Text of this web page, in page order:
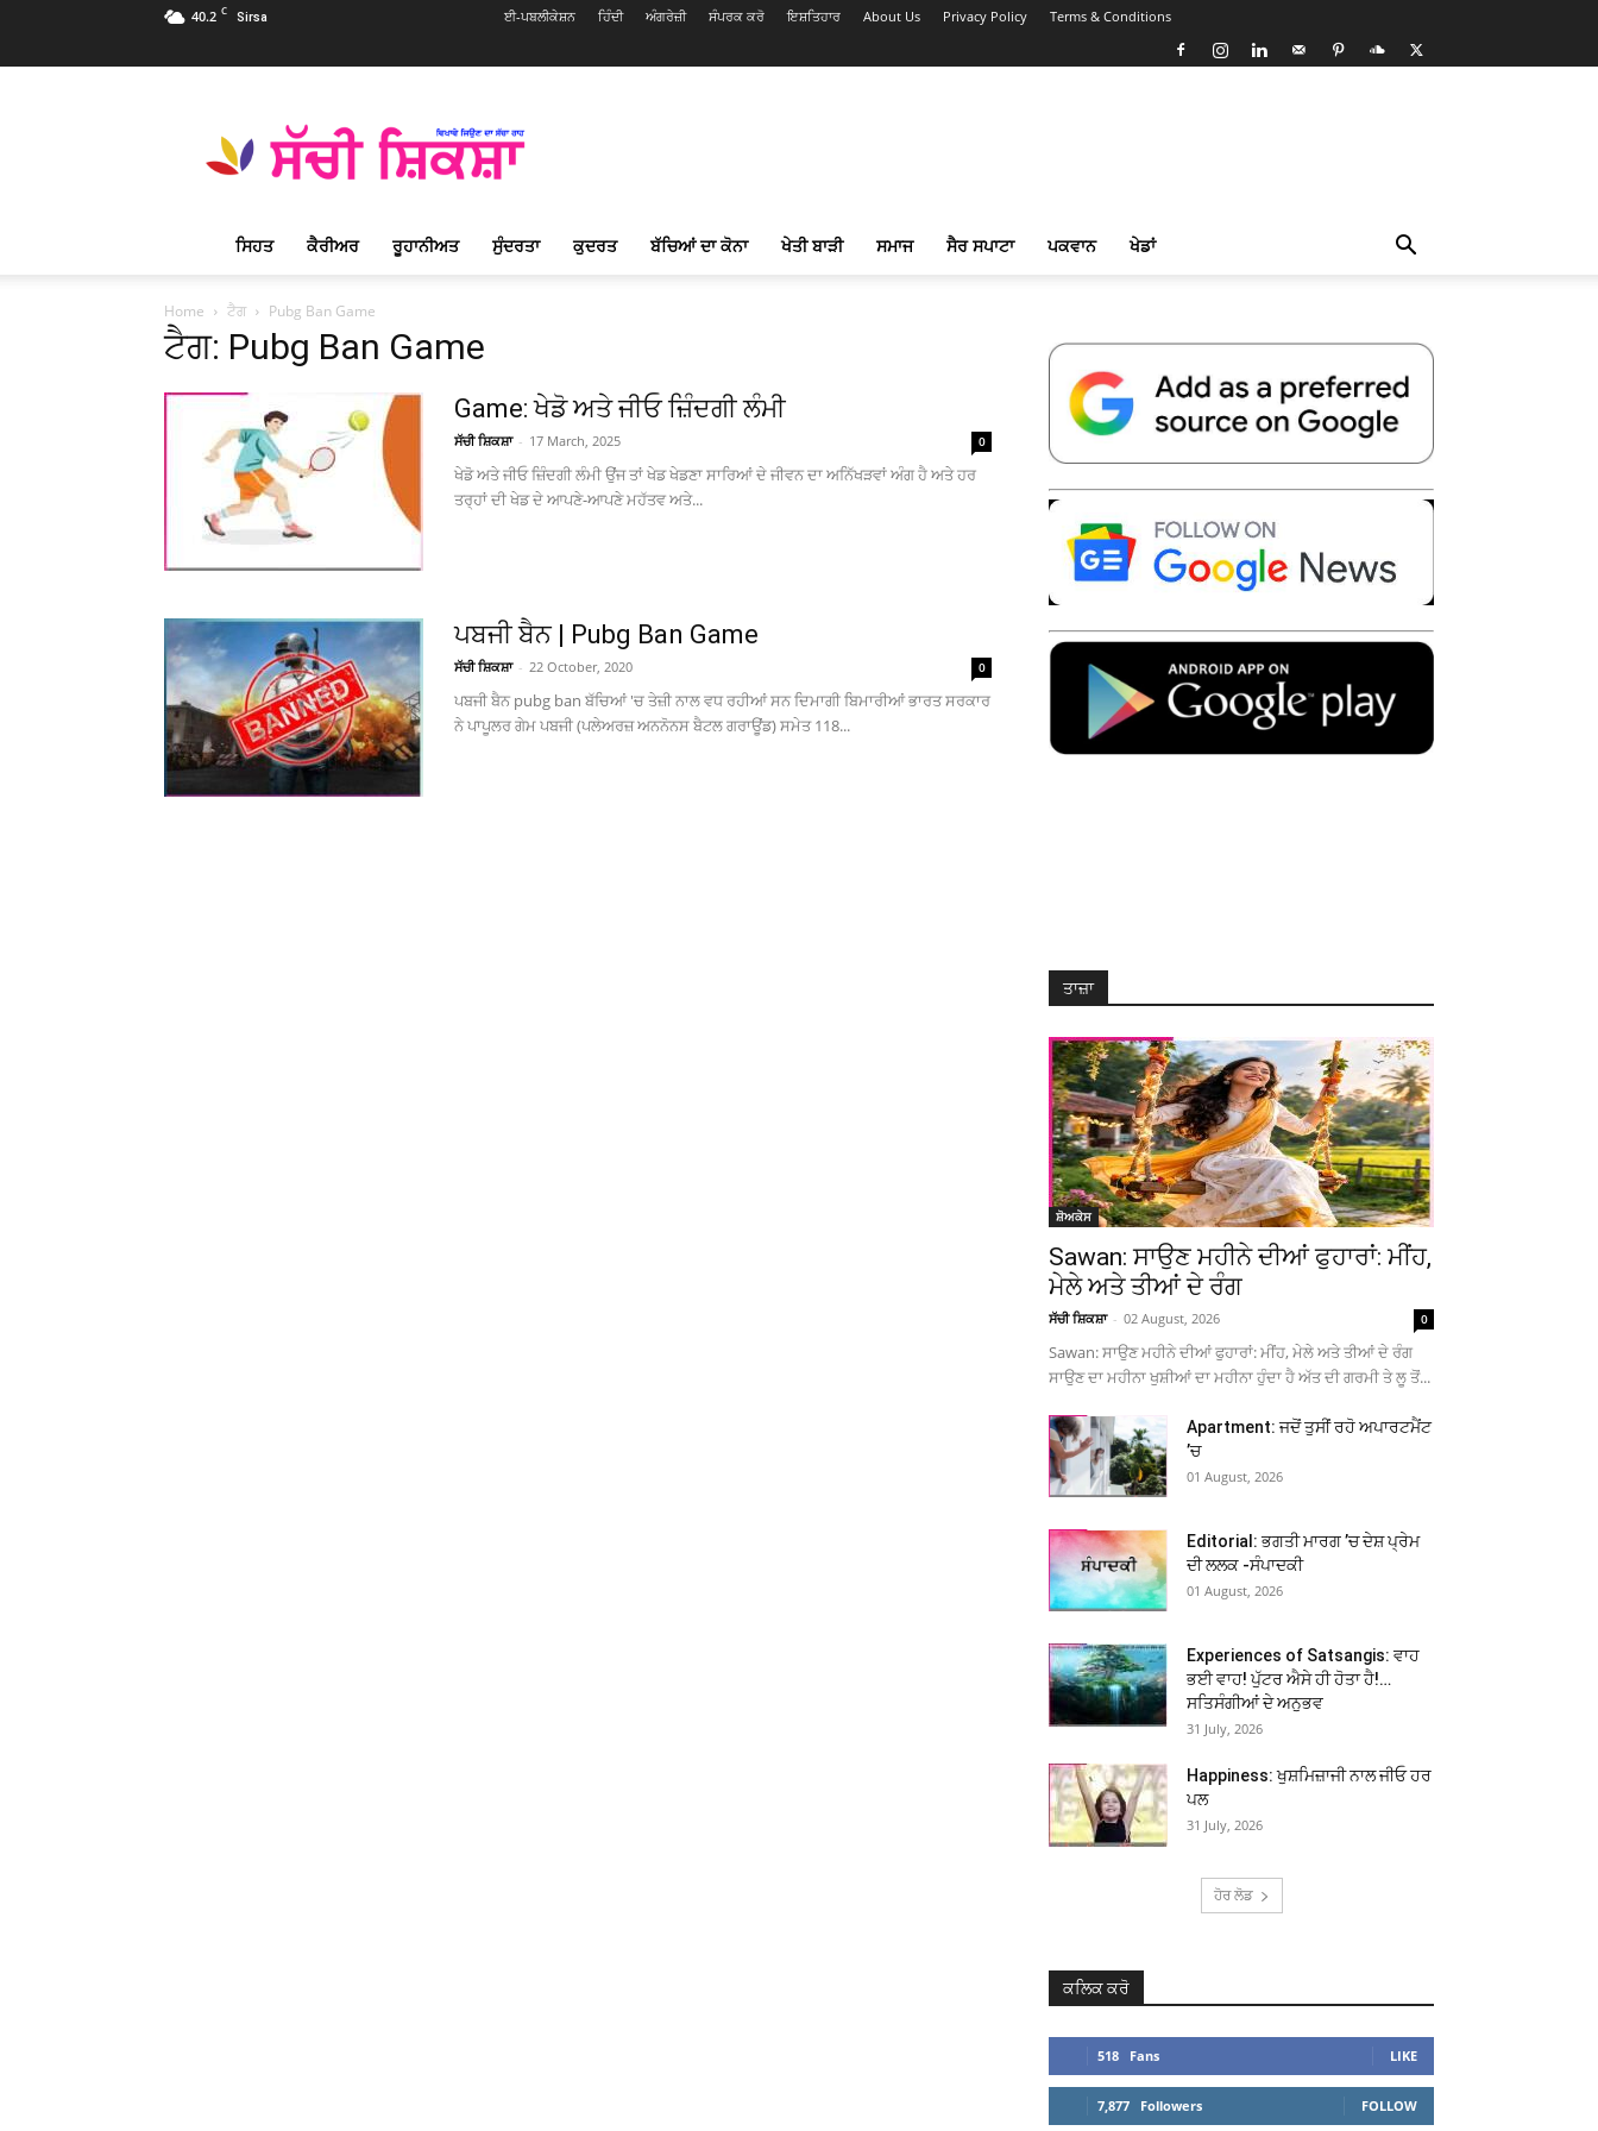
40.2 C Sirsa ਈ-ਪਬਲੀਕੇਸ਼ਨ ਹਿੰਦੀ ਅੰਗਰੇਜ਼ੀ ਸੰਪਰਕ ਕਰੋ ਇਸ਼ਤਿਹਾਰ About Us Privacy Policy Terms & Conditions
Shiksha
Punjabi
ਸ਼ਿਕਸ਼ਾ
ਪ੍ਰਸਿੱਧ
ਮੈਗਜ਼ੀਨ
ਸਿਹਤ ਕੈਰੀਅਰ ਰੂਹਾਨੀਅਤ ਸੁੰਦਰਤਾ ਕੁਦਰਤ ਬੱਚਿਆਂ ਦਾ ਕੋਨਾ ਖੇਤੀ ਬਾੜੀ ਸਮਾਜ ਸੈਰ ਸਪਾਟਾ ਪਕਵਾਨ ਖੇਡਾਂ
Home ਟੈਗ Pubg Ban Game
ਟੈਗ: Pubg Ban Game
Game: ਖੇਡੋ ਅਤੇ ਜੀਓ ਜ਼ਿੰਦਗੀ ਲੰਮੀ
ਸੱਚੀ ਸ਼ਿਕਸ਼ਾ - 17 March, 2025 0
ਖੇਡੋ ਅਤੇ ਜੀਓ ਜ਼ਿੰਦਗੀ ਲੰਮੀ ਉਂਜ ਤਾਂ ਖੇਡ ਖੇਡਣਾ ਸਾਰਿਆਂ ਦੇ ਜੀਵਨ ਦਾ ਅਨਿੱਖੜਵਾਂ ਅੰਗ ਹੈ ਅਤੇ ਹਰ
ਤਰ੍ਹਾਂ ਦੀ ਖੇਡ ਦੇ ਆਪਣੇ-ਆਪਣੇ ਮਹੱਤਵ ਅਤੇ...
ਪਬਜੀ ਬੈਨ | Pubg Ban Game
ਸੱਚੀ ਸ਼ਿਕਸ਼ਾ - 22 October, 2020 0
ਪਬਜੀ ਬੈਨ pubg ban ਬੱਚਿਆਂ 'ਚ ਤੇਜ਼ੀ ਨਾਲ ਵਧ ਰਹੀਆਂ ਸਨ ਦਿਮਾਗੀ ਬਿਮਾਰੀਆਂ ਭਾਰਤ ਸਰਕਾਰ
ਨੇ ਪਾਪੂਲਰ ਗੇਮ ਪਬਜੀ (ਪਲੇਅਰਜ਼ ਅਨਨੋਨਸ ਬੈਟਲ ਗਰਾਊਂਡ) ਸਮੇਤ 118...
ਤਾਜ਼ਾ
ਸ਼ੋਅਕੇਸ
Sawan: ਸਾਉਣ ਮਹੀਨੇ ਦੀਆਂ ਫੁਹਾਰਾਂ: ਮੀਂਹ,
ਮੇਲੇ ਅਤੇ ਤੀਆਂ ਦੇ ਰੰਗ
ਸੱਚੀ ਸ਼ਿਕਸ਼ਾ - 02 August, 2026 0
Sawan: ਸਾਉਣ ਮਹੀਨੇ ਦੀਆਂ ਫੁਹਾਰਾਂ: ਮੀਂਹ, ਮੇਲੇ ਅਤੇ ਤੀਆਂ ਦੇ ਰੰਗ
ਸਾਉਣ ਦਾ ਮਹੀਨਾ ਖੁਸ਼ੀਆਂ ਦਾ ਮਹੀਨਾ ਹੁੰਦਾ ਹੈ ਅੱਤ ਦੀ ਗਰਮੀ ਤੇ ਲੂ ਤੋਂ...
Apartment: ਜਦੋਂ ਤੁਸੀਂ ਰਹੋ ਅਪਾਰਟਮੈਂਟ
’ਚ
01 August, 2026
Editorial: ਭਗਤੀ ਮਾਰਗ ’ਚ ਦੇਸ਼ ਪ੍ਰੇਮ
ਦੀ ਲਲਕ -ਸੰਪਾਦਕੀ
01 August, 2026
Experiences of Satsangis: ਵਾਹ
ਭਈ ਵਾਹ! ਪੁੱਟਰ ਐਸੇ ਹੀ ਹੋਤਾ ਹੈ!…
ਸਤਿਸੰਗੀਆਂ ਦੇ ਅਨੁਭਵ
31 July, 2026
Happiness: ਖੁਸ਼ਮਿਜ਼ਾਜੀ ਨਾਲ ਜੀਓ ਹਰ
ਪਲ
31 July, 2026
ਹੋਰ ਲੋਡ
ਕਲਿਕ ਕਰੋ
518 Fans LIKE
7,877 Followers FOLLOW